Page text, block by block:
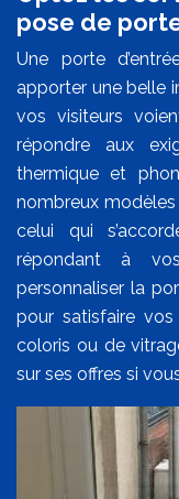
pose de
Une porte
apporter une belle
vos visiteurs
répondre aux
thermique et
nombreux
celui qui
répondant à
personnaliser la
pour satisfaire
coloris ou de
sur ses offres si